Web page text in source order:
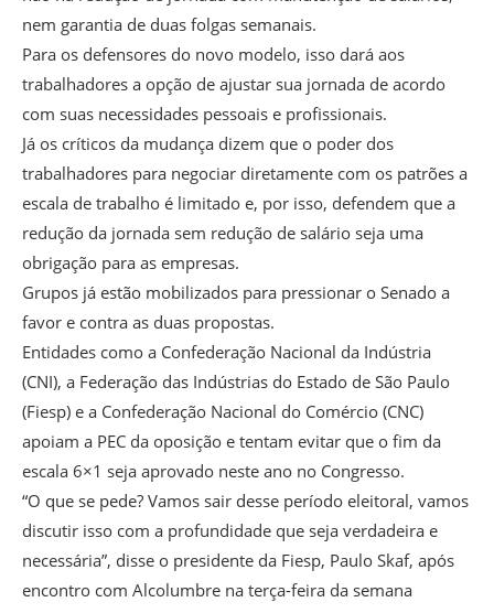
nem garantia de duas folgas semanais.
Para os defensores do novo modelo, isso dará aos
trabalhadores a opção de ajustar sua jornada de acordo
com suas necessidades pessoais e profissionais.
Já os críticos da mudança dizem que o poder dos
trabalhadores para negociar diretamente com os patrões a
escala de trabalho é limitado e, por isso, defendem que a
redução da jornada sem redução de salário seja uma
obrigação para as empresas.
Grupos já estão mobilizados para pressionar o Senado a
favor e contra as duas propostas.
Entidades como a Confederação Nacional da Indústria
(CNI), a Federação das Indústrias do Estado de São Paulo
(Fiesp) e a Confederação Nacional do Comércio (CNC)
apoiam a PEC da oposição e tentam evitar que o fim da
escala 6×1 seja aprovado neste ano no Congresso.
“O que se pede? Vamos sair desse período eleitoral, vamos
discutir isso com a profundidade que seja verdadeira e
necessária”, disse o presidente da Fiesp, Paulo Skaf, após
encontro com Alcolumbre na terça-feira da semana